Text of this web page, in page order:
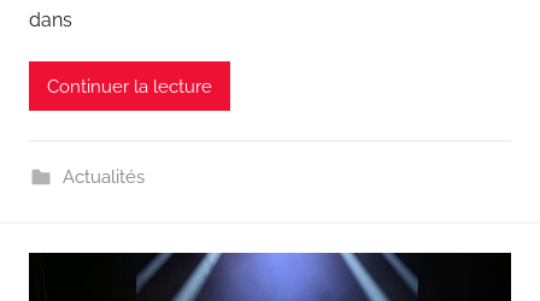
dans
Continuer la lecture
Actualités